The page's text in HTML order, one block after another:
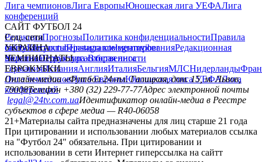
Лига чемпионовЛига ЕвропыЮношеская лига УЕФАЛига
конференций
САЙТ ФУТБОЛ 24
РедакцияПрогнозыПолитика конфиденциальностиПравила
сайтуКонтактыПравила комментированияРедакционная
политикаСтруктура собственности
Соц. сети
facebookxyoutubeinstagramtelegramviber
УКРАИНА
УкраинаПервая лигаВторая лига
ЧЕМПИОНАТЫ
ГерманияИспанияАнглияИталияБельгияМЛСНидерланды
ЕВРОКУБКИ
Лига чемпионовЛига ЕвропыЮношеская лига УЕФАЛига
конференций
Онлайн-медиа «Футбол 24»пл. Галицкая, дом. 15, м. Львов,
79008Телефон +380 (32) 229-77-77Адрес электронной почты
legal@24tv.com.uaИдентификатор онлайн-медиа в Реестре
субъектов в сфере медиа — R40-06058
21+Материалы сайта предназначены для лиц старше 21 года
При цитировании и использовании любых материалов ссылка
на "Футбол 24" обязательна. При цитировании и
использовании в сети Интернет гиперссылка на сайтт